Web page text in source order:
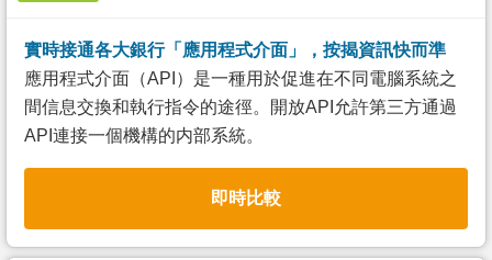
實時接通各大銀行「應用程式介面」，按揭資訊快而準
應用程式介面（API）是一種用於促進在不同電腦系統之
間信息交換和執行指令的途徑。開放API允許第三方通過
API連接一個機構的内部系統。
即時比較